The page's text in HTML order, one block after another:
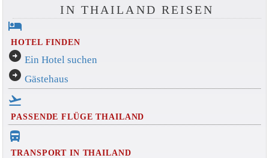
IN THAILAND REISEN
hotel
HOTEL FINDEN
arrow_circle_right Ein Hotel suchen
arrow_circle_right Gästehaus
flight_takeoff
PASSENDE FLÜGE THAILAND
directions_bus_filled
TRANSPORT IN THAILAND